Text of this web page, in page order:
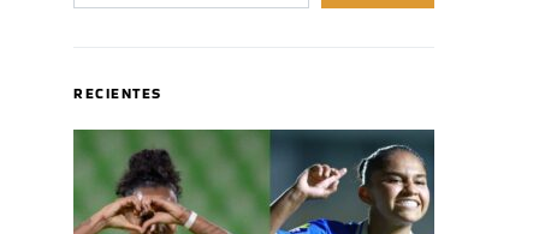
RECIENTES